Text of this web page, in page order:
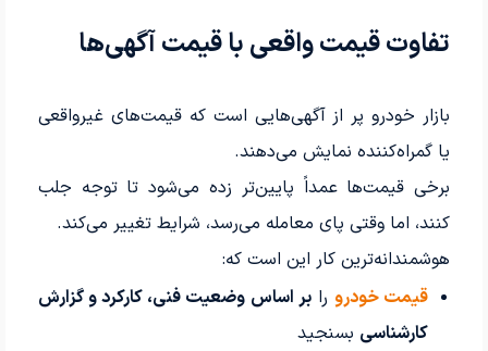
تفاوت قیمت واقعی با قیمت آگهی‌ها
بازار خودرو پر از آگهی‌هایی است که قیمت‌های غیرواقعی
یا گمراه‌کننده نمایش می‌دهند.
برخی قیمت‌ها عمداً پایین‌تر زده می‌شود تا توجه جلب
کنند، اما وقتی پای معامله می‌رسد، شرایط تغییر می‌کند.
هوشمندانه‌ترین کار این است که:
قیمت خودرو رابر اساس وضعیت فنی، کارکرد و گزارش
کارشناسی بسنجید